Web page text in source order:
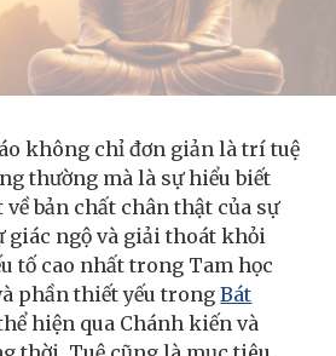
không chỉ đơn giản là trí tuệ
thường mà là sự hiểu biết
về bản chất chân thật của sự
giác ngộ và giải thoát khỏi
tố cao nhất trong Tam học
phần thiết yếu trongBát
hiện qua Chánh kiến và